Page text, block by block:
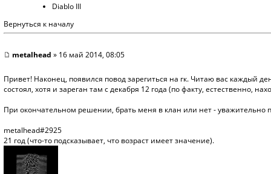
Diablo III
Вернуться к началу
metalhead » 16 май 2014, 08:05
Привет! Наконец, появился повод зарегиться на гк. Читаю вас каждый
состоял, хотя и зареган там с декабря 12 года (по факту, естественно,
При окончательном решении, брать меня в клан или нет - уважительно
metalhead#2925
21 год (что-то подсказывает, что возраст имеет значение).